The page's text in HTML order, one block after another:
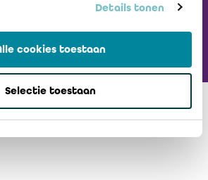
Details tonen
cookies toestaan
Selectie toestaan